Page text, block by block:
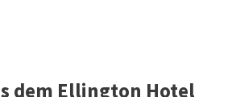
dem Ellington Hotel